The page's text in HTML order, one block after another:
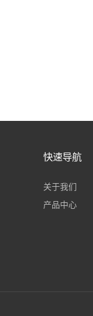
快速导航
关于我们
产品中心